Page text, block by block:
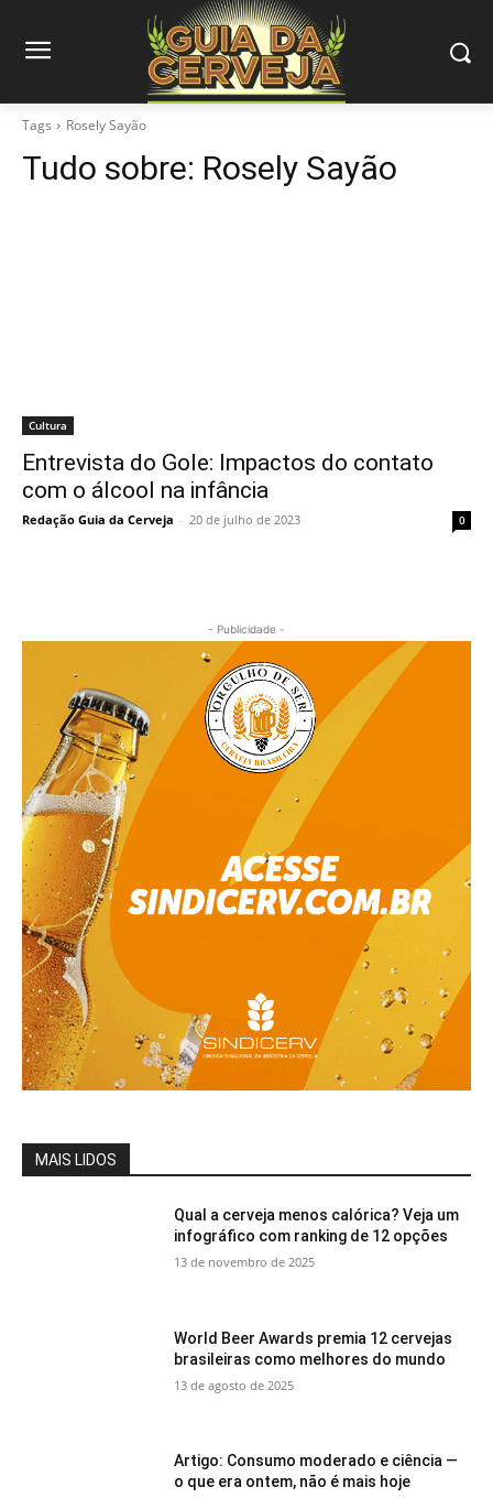
Tags Rosely Sayão
Tudo sobre: Rosely Sayão
Cultura
Entrevista do Gole: Impactos do contato
com o álcool na infância
Redação Guia da Cerveja - 20 de julho de 2023 0
- Publicidade -
MAIS LIDOS
Qual a cerveja menos calórica? Veja um
infográfico com ranking de 12 opções
13 de novembro de 2025
World Beer Awards premia 12 cervejas
brasileiras como melhores do mundo
13 de agosto de 2025
Artigo: Consumo moderado e ciência —
o que era ontem, não é mais hoje